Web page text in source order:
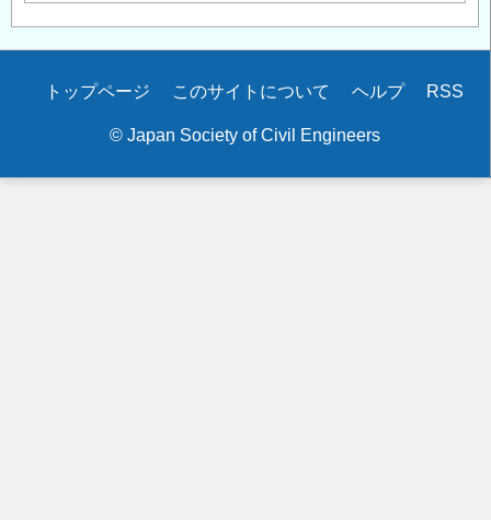
Secondary
トップページ このサイトについて ヘルプ RSS
© Japan Society of Civil Engineers